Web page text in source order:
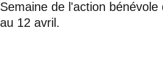
Semaine de l'action
au 12 avril.